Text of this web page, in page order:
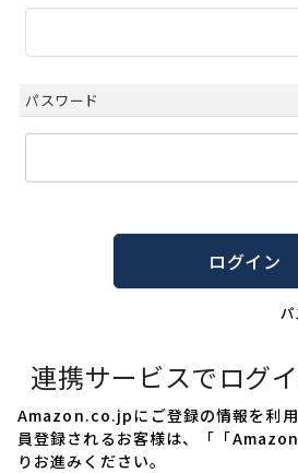
パスワード
ログイン
連携サービスでログ
Amazon.co.jpにご登録の情報を利
員登録されるお客様は、「「
りお進みください。